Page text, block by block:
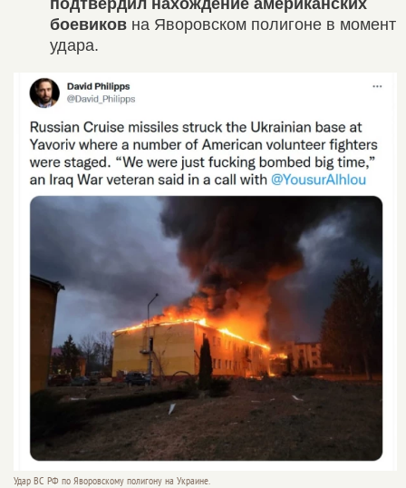
подтвердил нахождение американских
боевиков на Яворовском полигоне в момент
удара.
Удар ВС РФ по Яворовскому полигону на Украине.